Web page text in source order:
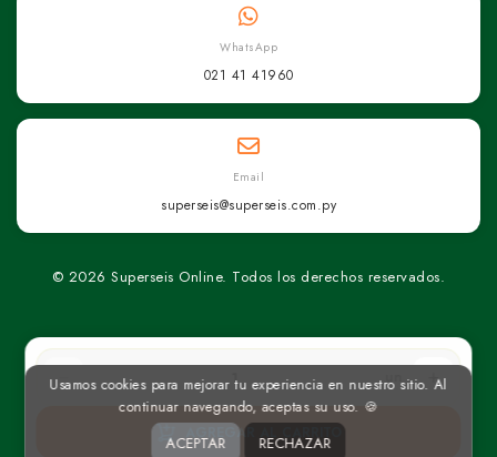
un
AGREGAR AL CARRITO
WhatsApp
021 41 41960
Email
superseis@superseis.com.py
© 2026 Superseis Online. Todos los derechos reservados.
Usamos cookies para mejorar tu experiencia en nuestro sitio. Al
continuar navegando, aceptas su uso. 🍪
ACEPTAR RECHAZAR